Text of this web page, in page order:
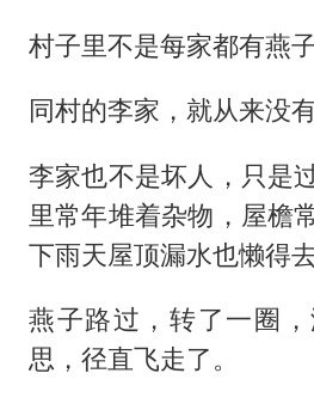
村子里不是每家都有燕子
同村的李家，就从来没有
李家也不是坏人，只是
里常年堆着杂物，屋檐
下雨天屋顶漏水也懒得去
燕子路过，转了一圈
思，径直飞走了。